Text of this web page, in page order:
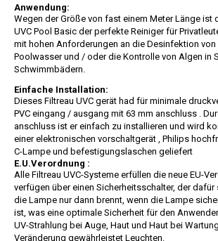
Anwendung:
Wegen der Größe von fast einem Meter Länge ist
UVC Pool Basic der perfekte Reiniger für
mit hohen Anforderungen an die Desinfektion von
Poolwasser und / oder die Kontrolle von Algen in
Schwimmbädern.
Einfache Installation:
Dieses Filtreau UVC gerät had für minimale
PVC eingang / ausgang mit 63 mm anschluss .
anschluss ist er einfach zu installieren und wird
einer elektronischen vorschaltgerät , Philips
C-Lampe und befestigungslaschen geliefert
E.U.Verordnung :
Alle Filtreau UVC-Systeme erfüllen die neue EU-
verfügen über einen Sicherheitsschalter, der
die Lampe nur dann brennt, wenn die Lampe
ist, was eine optimale Sicherheit für den
UV-Strahlung bei Auge, Haut und Haut bei
Veränderung gewährleistet Leuchten.